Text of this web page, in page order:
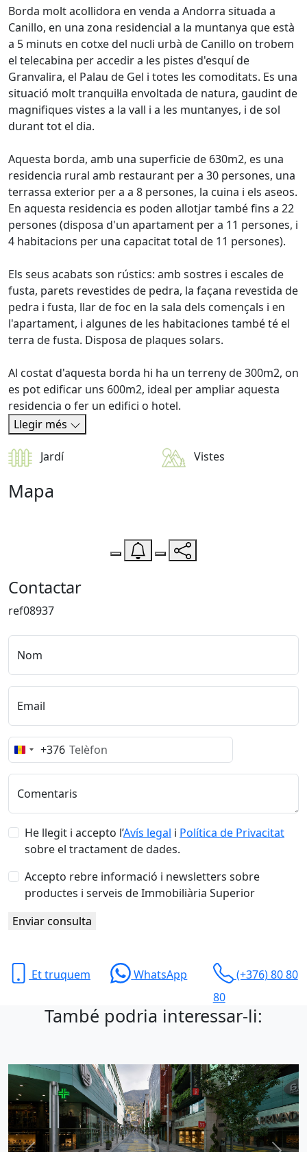
Borda molt acollidora en venda a Andorra situada a
Canillo, en una zona residencial a la muntanya que està
a 5 minuts en cotxe del nucli urbà de Canillo on trobem
el telecabina per accedir a les pistes d'esquí de
Granvalira, el Palau de Gel i totes les comoditats. Es una
situació molt tranquil·la envoltada de natura, gaudint de
magnifiques vistes a la vall i a les muntanyes, i de sol
durant tot el dia.
Aquesta borda, amb una superficie de 630m2, es una
residencia rural amb restaurant per a 30 persones, una
terrassa exterior per a a 8 persones, la cuina i els aseos.
En aquesta residencia es poden allotjar també fins a 22
persones (disposa d'un apartament per a 11 persones, i
4 habitacions per una capacitat total de 11 persones).
Els seus acabats son rústics: amb sostres i escales de
fusta, parets revestides de pedra, la façana revestida de
pedra i fusta, llar de foc en la sala dels començals i en
l'apartament, i algunes de les habitaciones també té el
terra de fusta. Disposa de plaques solars.
Al costat d'aquesta borda hi ha un terreny de 300m2, on
es pot edificar uns 600m2, ideal per ampliar aquesta
residencia o fer un edifici o hotel.
Llegir més
Jardí Vistes
Mapa
Leaflet| Map data ©
Contactar
ref08937
Nom
Email
Andorra
+376
+376
Comentaris
He llegit i accepto l’Avís legal i Política de Privacitat
sobre el tractament de dades.
Accepto rebre informació i newsletters sobre
productes i serveis de Immobiliària Superior
Enviar consulta
Et truquem WhatsApp
(+376) 80 80
80
També podria interessar-li: